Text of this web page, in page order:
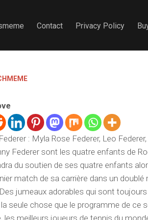
Contact Privacy Policy
: Myla Rose Federer, Leo
Federer sont les quatre enfants de
du soutien de ses quatre enfants
match de sa carrière dans un doublé
jumeaux adorables qui sont toujours
seule chose que le programme de ce
les meilleurs joueurs de tennis du